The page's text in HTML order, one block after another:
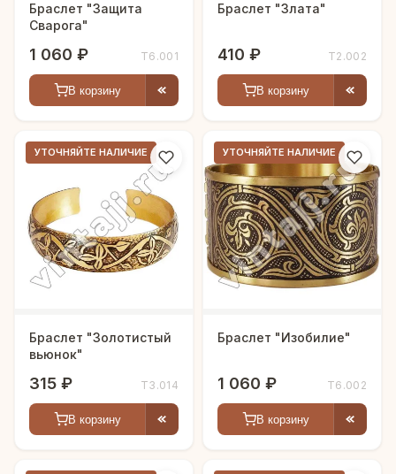
Браслет "Защита
Сварога"
1 060 ₽ Т6.001
В корзину
Браслет "Злата"
410 ₽ Т2.002
В корзину
УТОЧНЯЙТЕ НАЛИЧИЕ
Браслет "Золотистый
вьюнок"
315 ₽ Т3.014
В корзину
УТОЧНЯЙТЕ НАЛИЧИЕ
Браслет "Изобилие"
1 060 ₽ Т6.002
В корзину